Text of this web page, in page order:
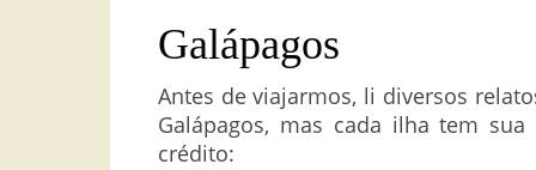
Galápagos
Antes de viajarmos, li diversos
Galápagos, mas cada ilha tem
crédito: